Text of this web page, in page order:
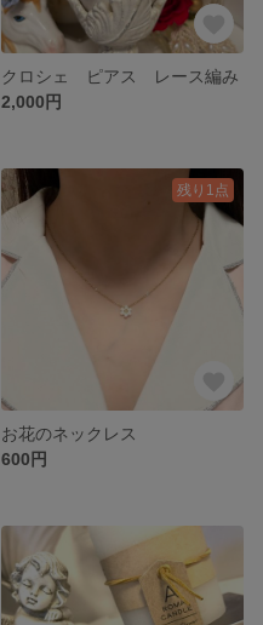
クロシェ ピアス レース編み
2,000円
残り1点
お花のネックレス
600円